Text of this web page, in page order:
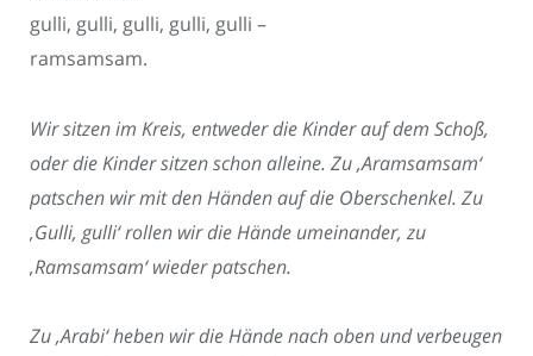
gulli, gulli, gulli, gulli, gulli –
ramsamsam.
Wir sitzen im Kreis, entweder die Kinder auf dem Schoß,
oder die Kinder sitzen schon alleine. Zu ‚Aramsamsam‘
patschen wir mit den Händen auf die Oberschenkel. Zu
‚Gulli, gulli‘ rollen wir die Hände umeinander, zu
‚Ramsamsam‘ wieder patschen.
Zu ‚Arabi‘ heben wir die Hände nach oben und verbeugen